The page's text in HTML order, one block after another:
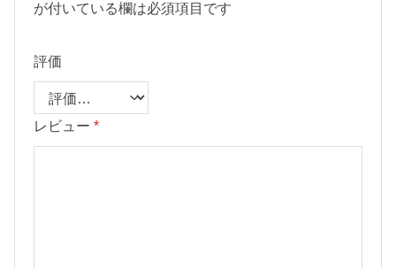
が付いている欄は必須項目です
評価
レビュー *